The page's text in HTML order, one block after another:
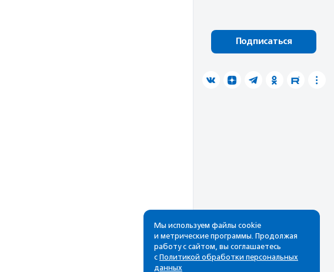
Подписаться
Мы используем файлы cookie
и метрические программы. Продолжая
работу с сайтом, вы соглашаетесь
с Политикой обработки персональных
данных